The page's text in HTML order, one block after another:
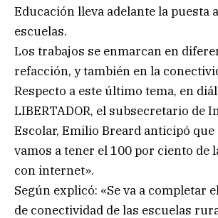
Educación lleva adelante la puesta
escuelas.
Los trabajos se enmarcan en
refacción, y también en la
Respecto a este último tema, en
LIBERTADOR, el subsecretario de
Escolar, Emilio Breard anticipó que
vamos a tener el 100 por ciento de
con internet».
Según explicó: «Se va a completar
de conectividad de las escuelas